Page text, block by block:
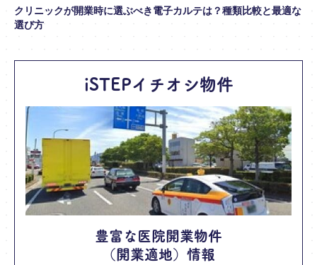
クリニックが開業時に選ぶべき電子カルテは？種類比較と最適な
選び方
iSTEPイチオシ物件
豊富な医院開業物件
（開業適地）情報